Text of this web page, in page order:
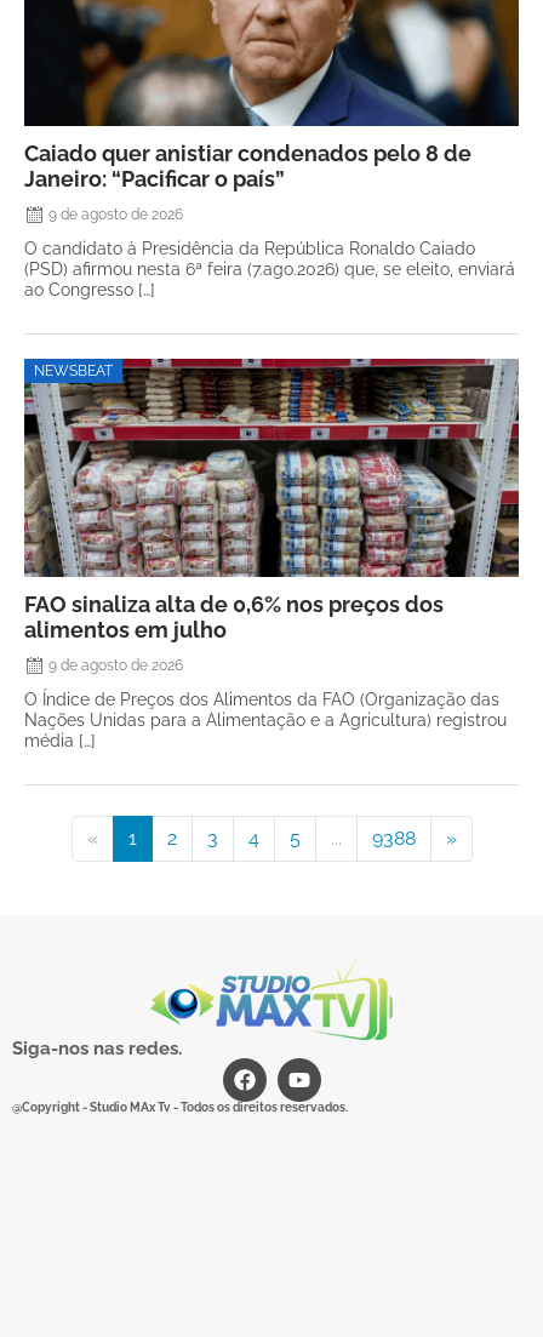
Caiado quer anistiar condenados pelo 8 de
Janeiro: “Pacificar o país”
9 de agosto de 2026
O candidato à Presidência da República Ronaldo Caiado
(PSD) afirmou nesta 6ª feira (7.ago.2026) que, se eleito, enviará
ao Congresso […]
NEWSBEAT
FAO sinaliza alta de 0,6% nos preços dos
alimentos em julho
9 de agosto de 2026
O Índice de Preços dos Alimentos da FAO (Organização das
Nações Unidas para a Alimentação e a Agricultura) registrou
média […]
« 1 2 3 4 5 ... 9388 »
Siga-nos nas redes.
@Copyright - Studio MAx Tv - Todos os direitos reservados.